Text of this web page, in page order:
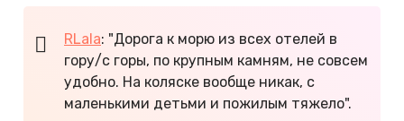
RLala: "Дорога к морю из всех отелей в
гору/с горы, по крупным камням, не совсем
удобно. На коляске вообще никак, с
маленькими детьми и пожилым тяжело".